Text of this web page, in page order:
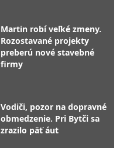
Martin robí veľké zmeny.
Rozostavané projekty
preberú nové stavebné
firmy
Vodiči, pozor na dopravné
obmedzenie. Pri Bytči sa
zrazilo päť áut